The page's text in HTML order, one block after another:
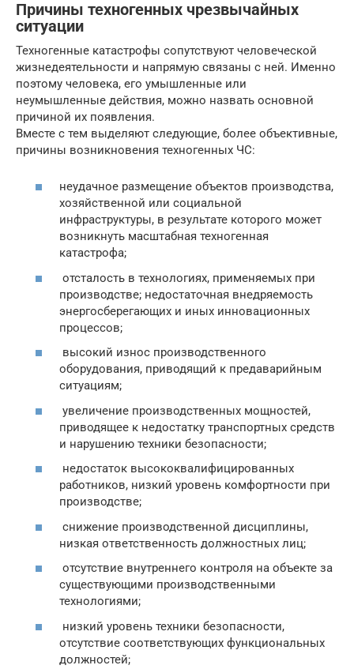
Причины техногенных чрезвычайных
ситуации
Техногенные катастрофы сопутствуют человеческой
жизнедеятельности и напрямую связаны с ней. Именно
поэтому человека, его умышленные или
неумышленные действия, можно назвать основной
причиной их появления.
Вместе с тем выделяют следующие, более объективные,
причины возникновения техногенных ЧС:
неудачное размещение объектов производства,
хозяйственной или социальной
инфраструктуры, в результате которого может
возникнуть масштабная техногенная
катастрофа;
отсталость в технологиях, применяемых при
производстве; недостаточная внедряемость
энергосберегающих и иных инновационных
процессов;
высокий износ производственного
оборудования, приводящий к предаварийным
ситуациям;
увеличение производственных мощностей,
приводящее к недостатку транспортных средств
и нарушению техники безопасности;
недостаток высококвалифицированных
работников, низкий уровень комфортности при
производстве;
снижение производственной дисциплины,
низкая ответственность должностных лиц;
отсутствие внутреннего контроля на объекте за
существующими производственными
технологиями;
низкий уровень техники безопасности,
отсутствие соответствующих функциональных
должностей;